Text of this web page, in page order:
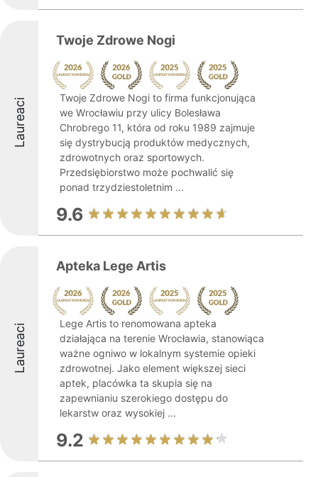
Laureaci
Twoje Zdrowe Nogi
Twoje Zdrowe Nogi to firma funkcjonująca
we Wrocławiu przy ulicy Bolesława
Chrobrego 11, która od roku 1989 zajmuje
się dystrybucją produktów medycznych,
zdrowotnych oraz sportowych.
Przedsiębiorstwo może pochwalić się
ponad trzydziestoletnim ...
9.6
Laureaci
Apteka Lege Artis
Lege Artis to renomowana apteka
działająca na terenie Wrocławia, stanowiąca
ważne ogniwo w lokalnym systemie opieki
zdrowotnej. Jako element większej sieci
aptek, placówka ta skupia się na
zapewnianiu szerokiego dostępu do
lekarstw oraz wysokiej ...
9.2